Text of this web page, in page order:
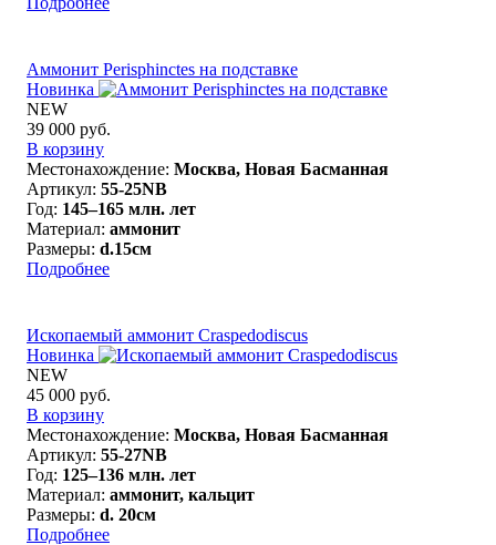
Аммонит Perisphinctes на подставке
Новинка
NEW
39 000 руб.
В корзину
Местонахождение: Москва, Новая Басманная
Артикул: 55-25NB
Год: 145–165 млн. лет
Материал: аммонит
Размеры: d.15см
Подробнее
Ископаемый аммонит Craspedodiscus
Новинка
NEW
45 000 руб.
В корзину
Местонахождение: Москва, Новая Басманная
Артикул: 55-27NB
Год: 125–136 млн. лет
Материал: аммонит, кальцит
Размеры: d. 20см
Подробнее